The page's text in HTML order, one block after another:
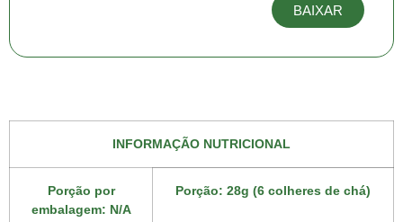
BAIXAR
INFORMAÇÃO NUTRICIONAL
Porção por
embalagem: N/A
Porção: 28g (6 colheres de chá)